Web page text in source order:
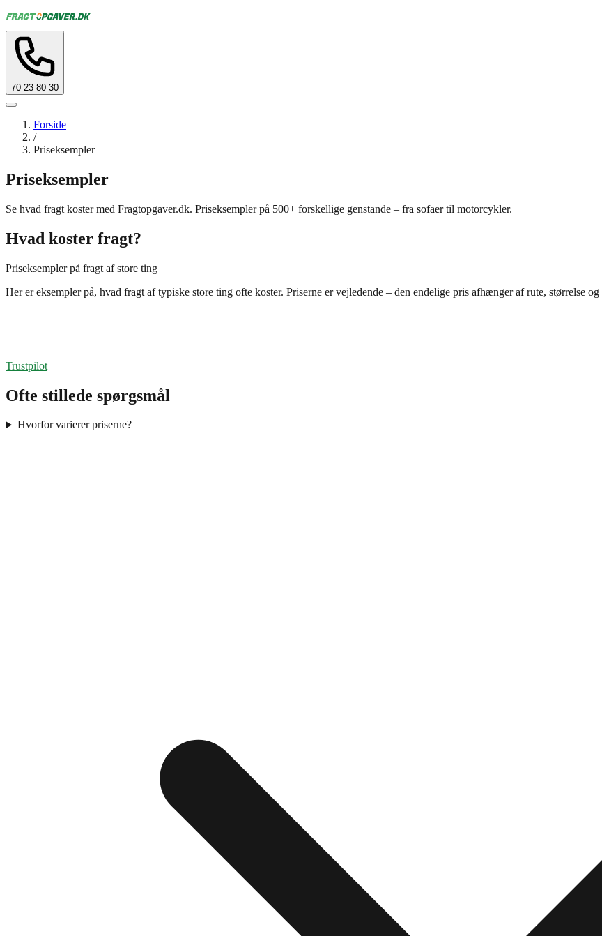
70 23 80 30
Forside
/
Priseksempler
Priseksempler
Se hvad fragt koster med Fragtopgaver.dk. Priseksempler på 500+ forskellige genstande – fra sofaer til motorcykler.
Hvad koster fragt?
Priseksempler på fragt af store ting
Her er eksempler på, hvad fragt af typiske store ting ofte koster. Priserne er vejledende – den endelige pris afhænger af rute, størrelse
Trustpilot
Ofte stillede spørgsmål
Hvorfor varierer priserne?